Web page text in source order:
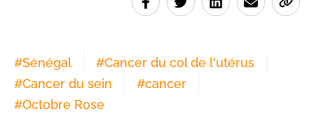
#Sénégal #Cancer du col de l'utérus
#Cancer du sein #cancer
#Octobre Rose